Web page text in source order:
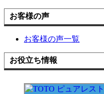
お客様の声
お客様の声一覧
お役立ち情報